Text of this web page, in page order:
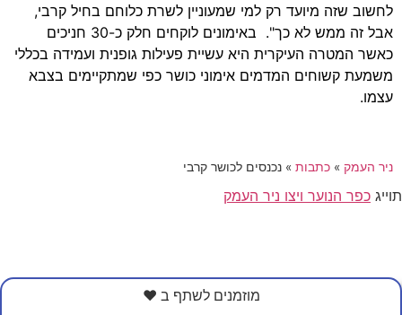
לחשוב שזה מיועד רק למי שמעוניין לשרת כלוחם בחיל קרבי,
אבל זה ממש לא כך". באימונים לוקחים חלק כ-30 חניכים
כאשר המטרה העיקרית היא עשיית פעילות גופנית ועמידה בכללי
משמעת קשוחים המדמים אימוני כושר כפי שמתקיימים בצבא
עצמו.
ניר העמק » כתבות » נכנסים לכושר קרבי
תוייג כפר הנוער ויצו ניר העמק
מוזמנים לשתף ב ❤